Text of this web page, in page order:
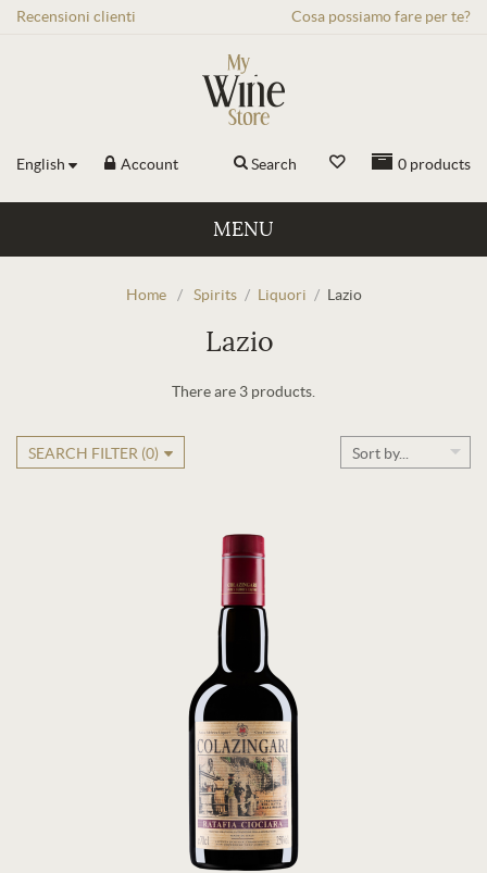
Recensioni clienti Cosa possiamo fare per te?
English Account 0 products
Search
MENU
Home / Spirits / Liquori / Lazio
Lazio
There are 3 products.
SEARCH FILTER (0) Sort by...